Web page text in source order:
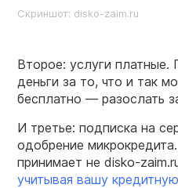
Скриншот: disko-zaim.ru
Второе: услуги платные.
деньги за то, что и так
бесплатно — разослать
И третье: подписка на
одобрение
принимает не disko-
учитывая вашу